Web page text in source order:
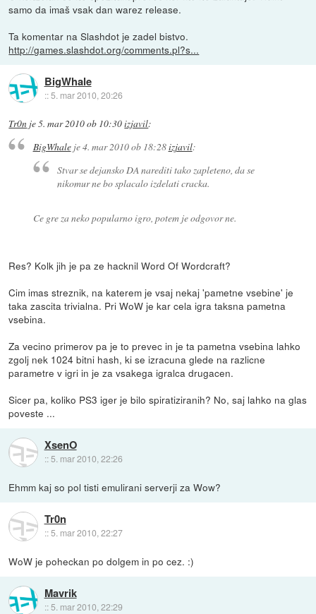
samo da imaš vsak dan warez release.
Ta komentar na Slashdot je zadel bistvo.
http://games.slashdot.org/comments.pl?s...
BigWhale
::5. mar 2010, 20:26
Tr0n je5. mar 2010 ob 10:30izjavil:
BigWhaleje4. mar 2010 ob 18:28izjavil:
Stvar se dejansko DA narediti tako zapleteno, da se
nikomur ne bo splacalo izdelati cracka.
Ce gre za neko popularno igro, potem je odgovor ne.
Res? Kolk jih je pa ze hacknil Word Of Wordcraft?
Cim imas streznik, na katerem je vsaj nekaj 'pametne vsebine' je
taka zascita trivialna. Pri WoW je kar cela igra taksna pametna
vsebina.
Za vecino primerov pa je to prevec in je ta pametna vsebina lahko
zgolj nek 1024 bitni hash, ki se izracuna glede na razlicne
parametre v igri in je za vsakega igralca drugacen.
Sicer pa, koliko PS3 iger je bilo spiratiziranih? No, saj lahko na glas
poveste ...
XsenO
:: 5. mar 2010, 22:26
Ehmm kaj so pol tisti emulirani serverji za Wow?
Tr0n
::5. mar 2010, 22:27
WoW je poheckan po dolgem in po cez. :)
Mavrik
:: 5. mar 2010, 22:29